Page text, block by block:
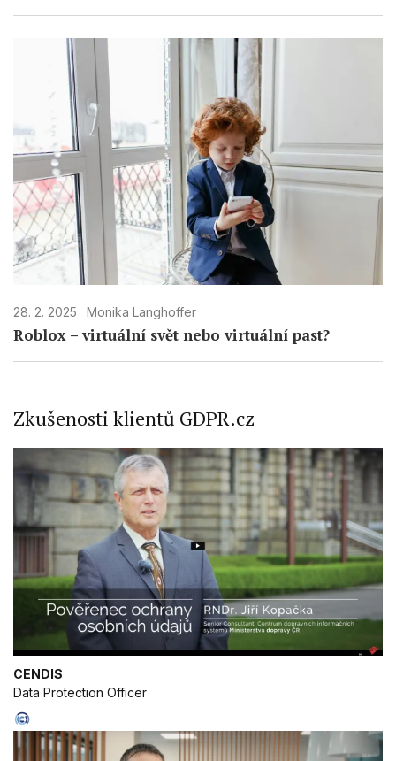
28. 2. 2025 Monika Langhoffer
Roblox – virtuální svět nebo virtuální past?
Zkušenosti klientů GDPR.cz
CENDIS
Data Protection Officer